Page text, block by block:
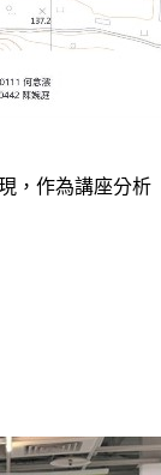
，作為講座分析